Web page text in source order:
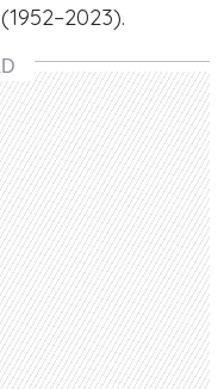
(1952–2023).